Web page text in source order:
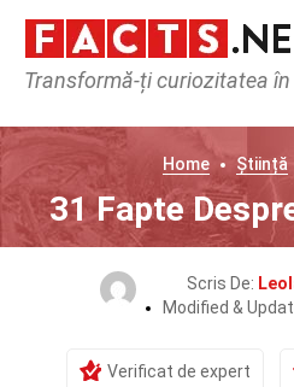
Transformă-ți curiozitatea
Home Știință
31 Fapte
Scris De:
Modified &
Verificat de expert